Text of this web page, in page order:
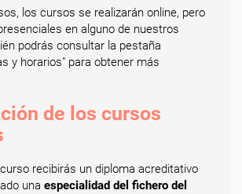
los cursos se realizarán online, pero
en alguno de nuestros
podrás consultar la pestaña
y horarios" para obtener más
de los cursos
recibirás un diploma acreditativo
una especialidad del fichero del